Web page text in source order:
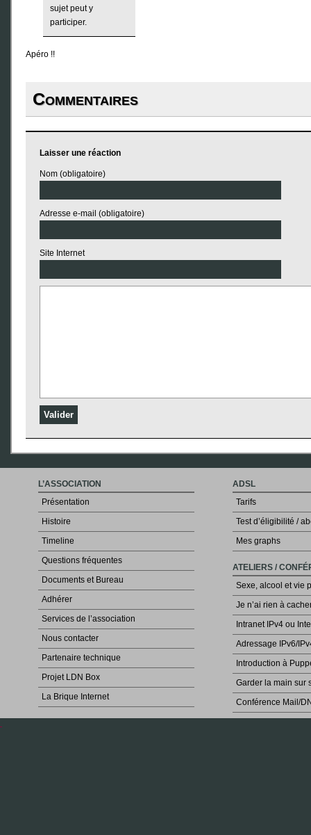
sujet peut y
participer.
Apéro !!
Commentaires
Laisser une réaction
Nom (obligatoire)
Adresse e-mail (obligatoire)
Site Internet
L’ASSOCIATION
Présentation
Histoire
Timeline
Questions fréquentes
Documents et Bureau
Adhérer
Services de l’association
Nous contacter
Partenaire technique
Projet LDN Box
La Brique Internet
ADSL
Tarifs
Test d’éligibilité /
Mes graphs
ATELIERS /
Sexe, alcool et vie
Je n’ai rien à
Intranet IPv4 ou
Adressage IPv6/
Introduction à
Garder la main sur
Conférence Mail/